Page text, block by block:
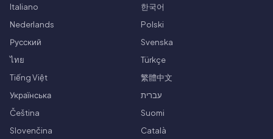
Italiano
한국어
Nederlands
Polski
Русский
Svenska
ไทย
Türkçe
Tiếng Việt
繁體中文
Українська
עברית
Čeština
Suomi
Slovenčina
Català